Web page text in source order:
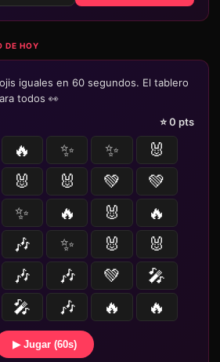
DE HOY
iguales en 60 segundos. El tablero
todos 👀
⭐0 pts
🔥 ✨ ✨
🐰
🐰 🐰 💚
💚
✨ 🔥 🐰
🔥
🎶 ✨ 🐰
🐰
🎶 🎶 💚
🎤
🎤 🎶 🔥 🔥
▶ Jugar (60s)